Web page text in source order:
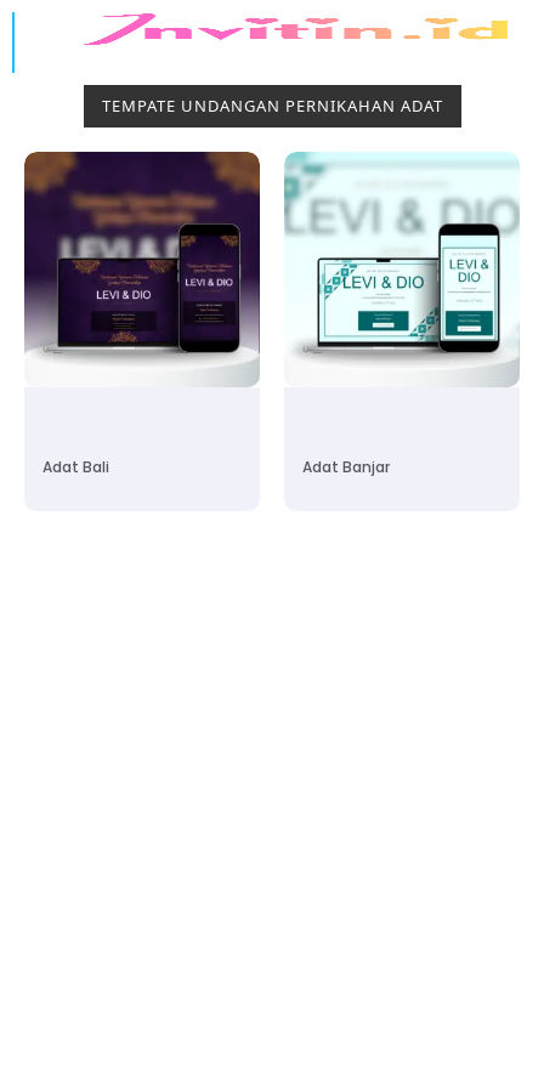
TEMPATE UNDANGAN PERNIKAHAN ADAT
Adat Bali Adat Banjar